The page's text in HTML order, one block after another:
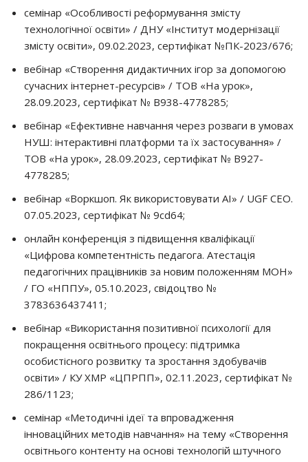
семінар «Особливості реформування змісту
технологічної освіти» / ДНУ «Інститут модернізації
змісту освіти», 09.02.2023, сертифікат №ПК-2023/676;
вебінар «Створення дидактичних ігор за допомогою
сучасних інтернет-ресурсів» / ТОВ «На урок»,
28.09.2023, сертифікат № В938-4778285;
вебінар «Ефективне навчання через розваги в умовах
НУШ: інтерактивні платформи та їх застосування» /
ТОВ «На урок», 28.09.2023, сертифікат № В927-
4778285;
вебінар «Воркшоп. Як використовувати АІ» / UGF CEO.
07.05.2023, сертифікат № 9сd64;
онлайн конференція з підвищення кваліфікації
«Цифрова компетентність педагога. Атестація
педагогічних працівників за новим положенням МОН»
/ ГО «НППУ», 05.10.2023, свідоцтво №
3783636437411;
вебінар «Використання позитивної психології для
покращення освітнього процесу: підтримка
особистісного розвитку та зростання здобувачів
освіти» / КУ ХМР «ЦПРПП», 02.11.2023, сертифікат №
286/1123;
семінар «Методичні ідеї та впровадження
інноваційних методів навчання» на тему «Створення
освітнього контенту на основі технологій штучного